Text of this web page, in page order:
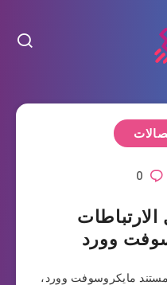
0
وورد
مايكروسوفت وورد،